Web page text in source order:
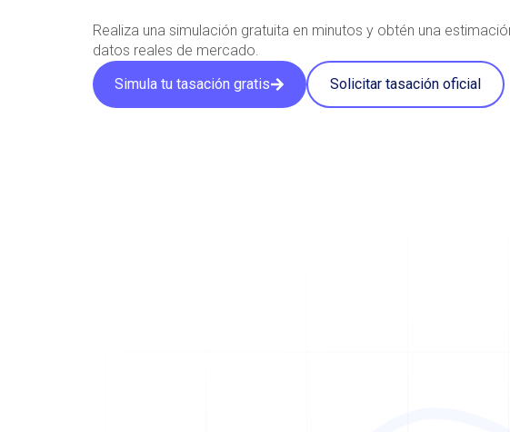
Realiza una simulación gratuita en minutos y obtén una
datos reales de mercado.
Simula tu tasación gratis
Solicitar tasación oficial